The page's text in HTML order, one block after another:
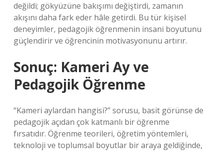
değildi; gökyüzüne bakışımı değiştirdi, zamanın
akışını daha fark eder hâle getirdi. Bu tür kişisel
deneyimler, pedagojik öğrenmenin insani boyutunu
güçlendirir ve öğrencinin motivasyonunu artırır.
Sonuç: Kameri Ay ve
Pedagojik Öğrenme
“Kameri aylardan hangisi?” sorusu, basit görünse de
pedagojik açıdan çok katmanlı bir öğrenme
fırsatıdır. Öğrenme teorileri, öğretim yöntemleri,
teknoloji ve toplumsal boyutlar bir araya geldiğinde,